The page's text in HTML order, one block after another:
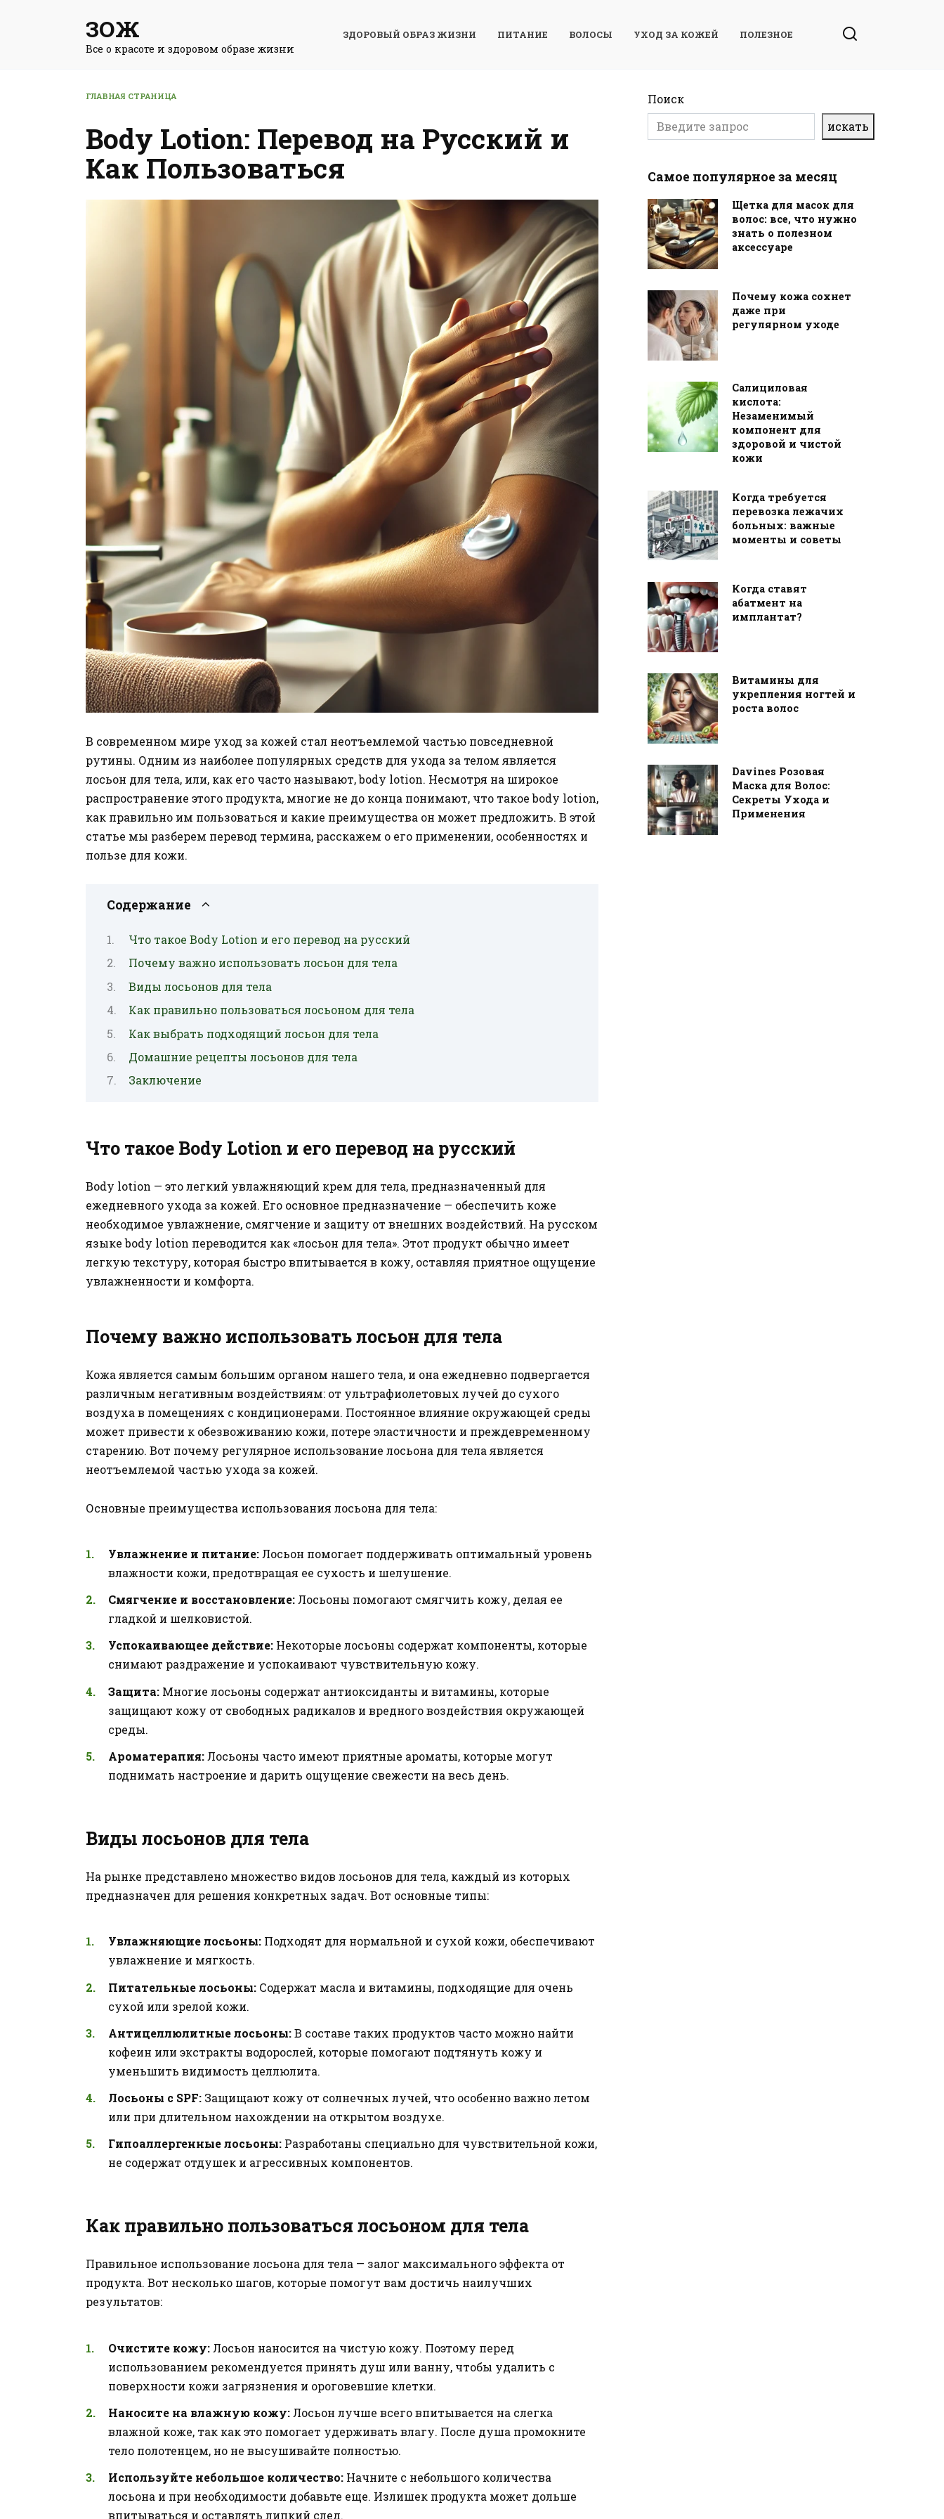
ЗОЖ
Все о красоте и здоровом образе жизни
ЗДОРОВЫЙ ОБРАЗ ЖИЗНИ ПИТАНИЕ ВОЛОСЫ УХОД ЗА КОЖЕЙ ПОЛЕЗНОЕ
ГЛАВНАЯ СТРАНИЦА
Body Lotion: Перевод на Русский и
Как Пользоваться
В современном мире уход за кожей стал неотъемлемой частью повседневной
рутины. Одним из наиболее популярных средств для ухода за телом является
лосьон для тела, или, как его часто называют, body lotion. Несмотря на широкое
распространение этого продукта, многие не до конца понимают, что такое body lotion,
как правильно им пользоваться и какие преимущества он может предложить. В этой
статье мы разберем перевод термина, расскажем о его применении, особенностях и
пользе для кожи.
Содержание
Что такое Body Lotion и его перевод на русский
Почему важно использовать лосьон для тела
Виды лосьонов для тела
Как правильно пользоваться лосьоном для тела
Как выбрать подходящий лосьон для тела
Домашние рецепты лосьонов для тела
Заключение
Что такое Body Lotion и его перевод на русский
Body lotion — это легкий увлажняющий крем для тела, предназначенный для
ежедневного ухода за кожей. Его основное предназначение — обеспечить коже
необходимое увлажнение, смягчение и защиту от внешних воздействий. На русском
языке body lotion переводится как «лосьон для тела». Этот продукт обычно имеет
легкую текстуру, которая быстро впитывается в кожу, оставляя приятное ощущение
увлажненности и комфорта.
Почему важно использовать лосьон для тела
Кожа является самым большим органом нашего тела, и она ежедневно подвергается
различным негативным воздействиям: от ультрафиолетовых лучей до сухого
воздуха в помещениях с кондиционерами. Постоянное влияние окружающей среды
может привести к обезвоживанию кожи, потере эластичности и преждевременному
старению. Вот почему регулярное использование лосьона для тела является
неотъемлемой частью ухода за кожей.
Основные преимущества использования лосьона для тела:
Увлажнение и питание: Лосьон помогает поддерживать оптимальный уровень
влажности кожи, предотвращая ее сухость и шелушение.
Смягчение и восстановление:Лосьоны помогают смягчить кожу, делая ее
гладкой и шелковистой.
Успокаивающее действие: Некоторые лосьоны содержат компоненты, которые
снимают раздражение и успокаивают чувствительную кожу.
Защита: Многие лосьоны содержат антиоксиданты и витамины, которые
защищают кожу от свободных радикалов и вредного воздействия окружающей
среды.
Ароматерапия: Лосьоны часто имеют приятные ароматы, которые могут
поднимать настроение и дарить ощущение свежести на весь день.
Виды лосьонов для тела
На рынке представлено множество видов лосьонов для тела, каждый из которых
предназначен для решения конкретных задач. Вот основные типы:
Увлажняющие лосьоны: Подходят для нормальной и сухой кожи, обеспечивают
увлажнение и мягкость.
Питательные лосьоны: Содержат масла и витамины, подходящие для очень
сухой или зрелой кожи.
Антицеллюлитные лосьоны:В составе таких продуктов часто можно найти
кофеин или экстракты водорослей, которые помогают подтянуть кожу и
уменьшить видимость целлюлита.
Лосьоны с SPF: Защищают кожу от солнечных лучей, что особенно важно летом
или при длительном нахождении на открытом воздухе.
Гипоаллергенные лосьоны: Разработаны специально для чувствительной кожи,
не содержат отдушек и агрессивных компонентов.
Как правильно пользоваться лосьоном для тела
Правильное использование лосьона для тела — залог максимального эффекта от
продукта. Вот несколько шагов, которые помогут вам достичь наилучших
результатов:
Очистите кожу: Лосьон наносится на чистую кожу. Поэтому перед
использованием рекомендуется принять душ или ванну, чтобы удалить с
поверхности кожи загрязнения и ороговевшие клетки.
Наносите на влажную кожу: Лосьон лучше всего впитывается на слегка
влажной коже, так как это помогает удерживать влагу. После душа промокните
тело полотенцем, но не высушивайте полностью.
Используйте небольшое количество: Начните с небольшого количества
лосьона и при необходимости добавьте еще. Излишек продукта может дольше
впитываться и оставлять липкий след.
Поиск
искать
Самое популярное за месяц
Щетка для масок для
волос: все, что нужно
знать о полезном
аксессуаре
Почему кожа сохнет
даже при
регулярном уходе
Салициловая
кислота:
Незаменимый
компонент для
здоровой и чистой
кожи
Когда требуется
перевозка лежачих
больных: важные
моменты и советы
Когда ставят
абатмент на
имплантат?
Витамины для
укрепления ногтей и
роста волос
Davines Розовая
Маска для Волос:
Секреты Ухода и
Применения